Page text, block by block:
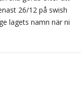
26/12 på swish
lagets namn när ni